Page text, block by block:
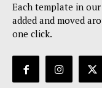
Each template in
added and moved
one click.